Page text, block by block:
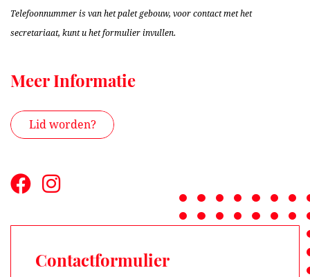
Telefoonnummer is van het palet gebouw, voor contact met het
secretariaat, kunt u het formulier invullen.
Meer Informatie
Lid worden?
Contactformulier